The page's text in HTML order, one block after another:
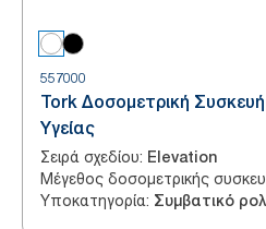
557000
Tork Δοσομετρική
Υγείας
Σειρά σχεδίου: Elevation
Μέγεθος δοσομετρικής
Υποκατηγορία: Συμβατικό